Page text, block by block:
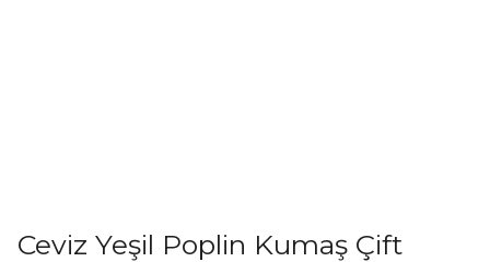
Ceviz Yeşil Poplin Kumaş Çift